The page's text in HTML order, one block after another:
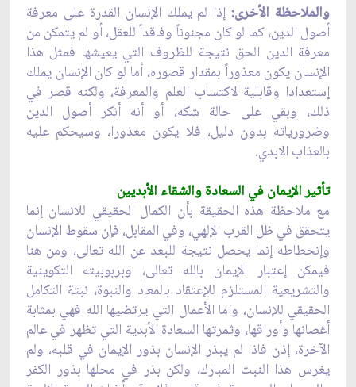
والملاحظة الأخرى:إذا لم يملك الإنسان القدرة على معرفة
أصول الدين، كما لو كان مجنوناً وفاقداً للعقل، أو لم يتمكن من
معرفة الدين الحق نتيجة للظروف التي يعيشها فمثل هذا
الإنسان يكون معذوراً بمقدار قصوره، أما لو كان الإنسان يملك
إستعدادا وقابلية لاكتساب العلم والمعرفة، ولكنه قصر في
ذلك، وبقي على حالة شكه، أو أنه أنكر أصول الدين
وضرورياته بدون دليل، فلا يكون معذورا، وسيحكم عليه
بالعذاب الابدي.
تأثير الإيمان في السعادة والشقاء الأبديين‏
مع ملاحظة هذه الحقيقة بأن الكمال الحقيقي للانسان إنما
يتحقق في ظل القرب الإلهي، وفي المقابل، فإن سقوط الإنسان
وإنحطاطه إنما يحصل نتيجة للبعد عن الله تعالى، ومن هنا
فيمكن إعتبار الإيمان بالله تعالى، وبربوبيته التكوينية
والتشريعية المستلزم للإعتقاد بالمعاد والنبوة، نبتة التكامل
الحقيقي للإنسان، واما الأعمال التي يرتضيها الله فهي بمثابة
أغصانها وأوراقها، وثمرتها السعادة الأبدية التي تظهر في عالم
الآخرة، إذن فاذا لم يبذر الإنسان بذور الإيمان في قلبه، ولم
يغرس هذا النبت المبارك، ولكن بذر في محلها بذور الكفر